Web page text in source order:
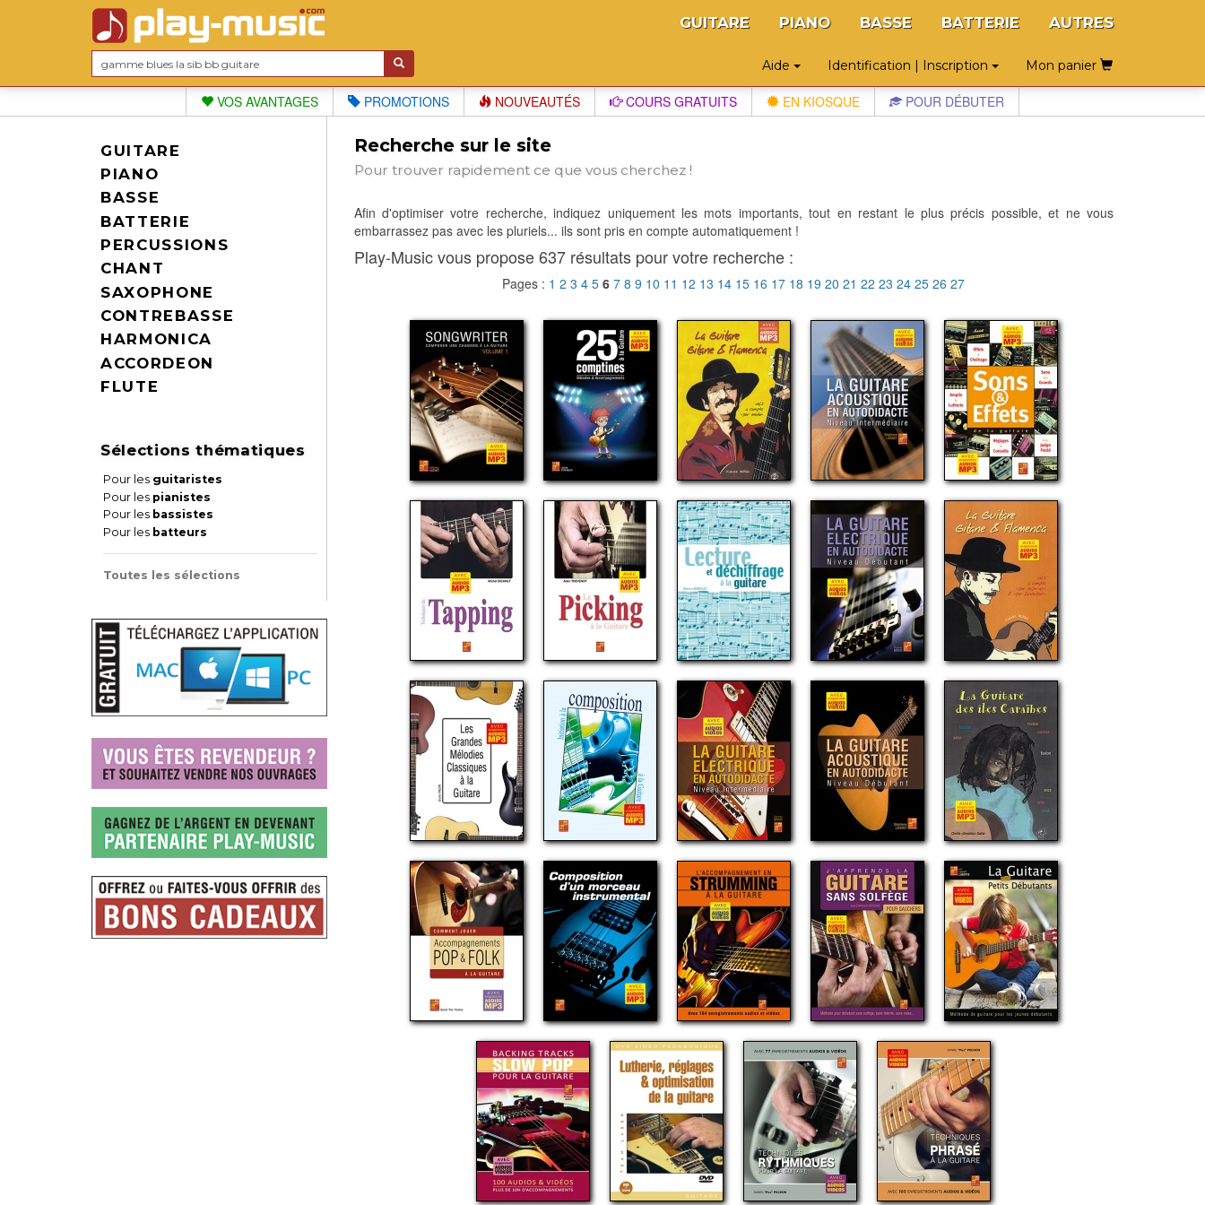
GUITARE PIANO BASSE BATTERIE AUTRES
Aide Identification | Inscription Mon panier
VOS AVANTAGES PROMOTIONS NOUVEAUTÉS COURS GRATUITS EN KIOSQUE POUR DÉBUTER
GUITARE
PIANO
BASSE
BATTERIE
PERCUSSIONS
CHANT
SAXOPHONE
CONTREBASSE
HARMONICA
ACCORDEON
FLUTE
Sélections thématiques
Pour les guitaristes
Pour les pianistes
Pour les bassistes
Pour les batteurs
Toutes les sélections
Recherche sur le site
Pour trouver rapidement ce que vous cherchez !
Afin d'optimiser votre recherche, indiquez uniquement les mots importants, tout en restant le plus précis possible, et ne vous
embarrassez pas avec les pluriels... ils sont pris en compte automatiquement !
Play-Music vous propose 637 résultats pour votre recherche :
Pages : 1 2 3 4 5 6 7 8 9 10 11 12 13 14 15 16 17 18 19 20 21 22 23 24 25 26 27